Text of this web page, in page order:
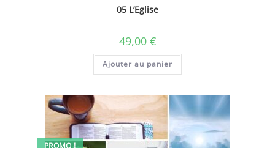
05 L’Eglise
49,00 €
Ajouter au panier
PROMO !